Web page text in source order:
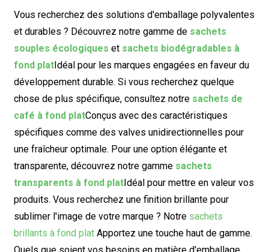
Vous recherchez des solutions d'emballage polyvalentes
et durables ? Découvrez notre gamme de sachets
souples écologiques et sachets biodégradables à
fond platIdéal pour les marques engagées en faveur du
développement durable. Si vous recherchez quelque
chose de plus spécifique, consultez notre sachets de
café à fond platConçus avec des caractéristiques
spécifiques comme des valves unidirectionnelles pour
une fraîcheur optimale. Pour une option élégante et
transparente, découvrez notre gamme sachets
transparents à fond platIdéal pour mettre en valeur vos
produits. Vous recherchez une finition brillante pour
sublimer l'image de votre marque ? Notre sachets
brillants à fond platApportez une touche haut de gamme.